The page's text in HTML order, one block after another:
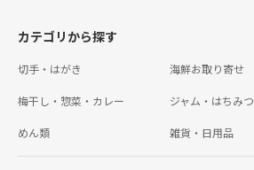
カテゴリから探す
切手・はがき 海鮮お取り寄せ
梅干し・惣菜・カレー ジャム・はちみつ
めん類 雑貨・日用品